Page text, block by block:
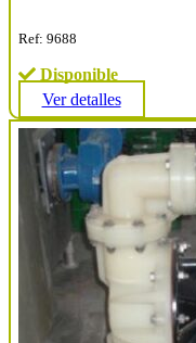
Ref: 9688
Disponible
Ver detalles